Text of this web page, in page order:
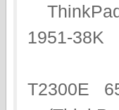
ThinkPad
1951-38K
T2300E